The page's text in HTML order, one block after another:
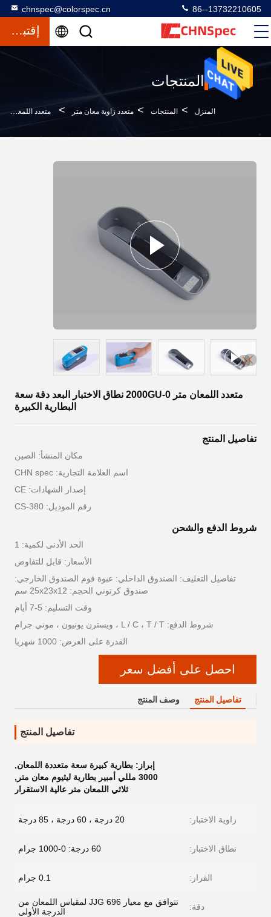
chnspec@colorspec.cn 86--13732210605
إقتباس
المنتجات
المنزل > المنتجات > متعدد زاوية معان متر > متعدد اللمعان متر 0-2000GU نطاق الاختبار البعد دقة سعة البطارية الكبيرة
متعدد اللمعان متر 0-2000GU نطاق الاختبار البعد دقة سعة
البطارية الكبيرة
تفاصيل المنتج
مكان المنشأ: الصين
اسم العلامة التجارية: CHN spec
إصدار الشهادات: CE
رقم الموديل: CS-380
شروط الدفع والشحن
الحد الأدنى لكمية: 1
الأسعار: قابل للتفاوض
تفاصيل التغليف: الصندوق الداخلي: عبوة فوم الصندوق الخارجي:
صندوق كرتوني الحجم: 25x23x12 سم
وقت التسليم: 5-7 أيام
شروط الدفع: L / C ، T / T ، ويسترن يونيون ، موني جرام
القدرة على العرض: 1000 شهريا
احصل على أفضل سعر
تفاصيل المنتج وصف المنتج
تفاصيل المنتج
إبراز: بطارية كبيرة سعة متعددة اللمعان,
3000 مللي أمبير بطارية ليثيوم معان متر
,
ثلاثي اللمعان متر عالية الاستقرار
زاوية الاختبار: 20 درجة ، 60 درجة ، 85 درجة
نطاق الاختبار: 60 درجة: 0-1000 جرام
القرار: 0.1 جرام
دقة:
تتوافق مع معيار JJG 696 لمقياس اللمعان من
الدرجة الأولى